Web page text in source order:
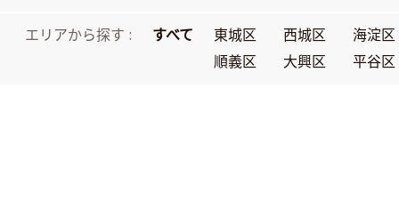
エリアから探す : すべて 東城区 西城区
海淀区
順義区
大興区 平谷区